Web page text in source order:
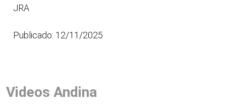
JRA
Publicado: 12/11/2025
Videos Andina